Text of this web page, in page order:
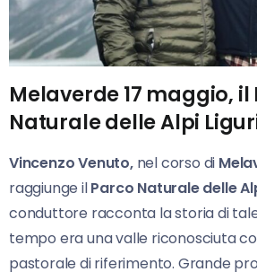
Melaverde 17 maggio, il
Naturale delle Alpi
Vincenzo Venuto,nel corso di
raggiunge ilParco Naturale delle
conduttore racconta la storia di
tempo era una valle riconosciuta
pastorale di riferimento. Grande